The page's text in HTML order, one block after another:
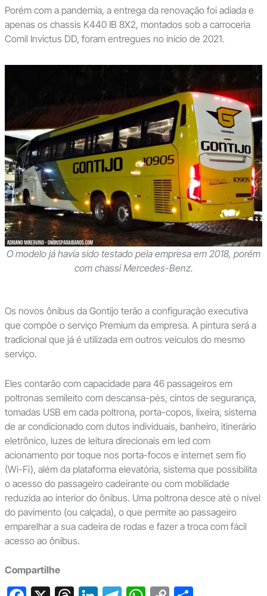
Porém com a pandemia, a entrega da renovação foi adiada e
apenas os chassis K440 IB 8X2, montados sob a carroceria
Comil Invictus DD, foram entregues no início de 2021.
O modelo já havia sido testado pela empresa em 2018, porém
com chassi Mercedes-Benz.
Os novos ônibus da Gontijo terão a configuração executiva
que compõe o serviço Premium da empresa. A pintura será a
tradicional que já é utilizada em outros veículos do mesmo
serviço.
Eles contarão com capacidade para 46 passageiros em
poltronas semileito com descansa-pés, cintos de segurança,
tomadas USB em cada poltrona, porta-copos, lixeira, sistema
de ar condicionado com dutos individuais, banheiro, itinerário
eletrônico, luzes de leitura direcionais em led com
acionamento por toque nos porta-focos e internet sem fio
(Wi-Fi), além da plataforma elevatória, sistema que possibilita
o acesso do passageiro cadeirante ou com mobilidade
reduzida ao interior do ônibus. Uma poltrona desce até o nível
do pavimento (ou calçada), o que permite ao passageiro
emparelhar a sua cadeira de rodas e fazer a troca com fácil
acesso ao ônibus.
Compartilhe